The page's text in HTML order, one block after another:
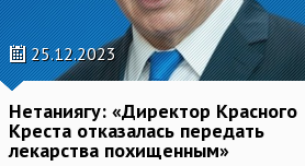
25.12.2023
Нетаниягу: «Директор Красного
Креста отказалась передать
лекарства похищенным»